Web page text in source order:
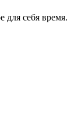
для себя время.